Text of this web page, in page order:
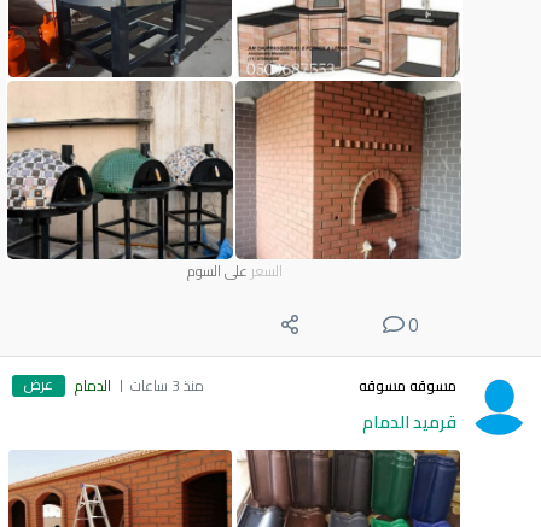
السعر على السوم
0
مسوقه مسوقه منذ 3 ساعات الدمام عرض
قرميد الدمام